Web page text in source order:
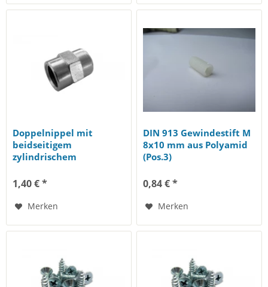
Doppelnippel mit
beidseitigem
zylindrischem
1,40 € *
Merken
DIN 913 Gewindestift M
8x10 mm aus Polyamid
(Pos.3)
0,84 € *
Merken